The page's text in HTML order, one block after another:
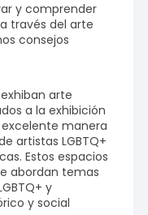
y comprender
través del arte
consejos
arte
a la exhibición
manera
artistas LGBTQ+
Estos espacios
abordan temas
y
y social